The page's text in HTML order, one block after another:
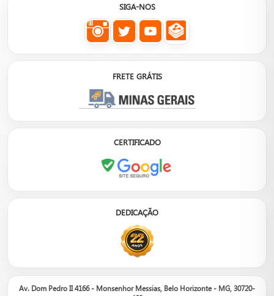
SIGA-NOS
FRETE GRÁTIS
CERTIFICADO
DEDICAÇÃO
Av. Dom Pedro II 4166 - Monsenhor Messias, Belo Horizonte - MG, 30720-